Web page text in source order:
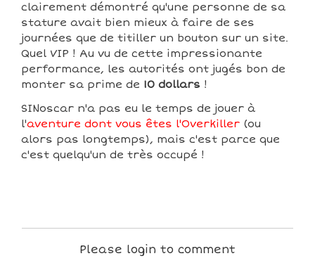
clairement démontré qu'une personne de sa
stature avait bien mieux à faire de ses
journées que de titiller un bouton sur un site.
Quel VIP ! Au vu de cette impressionante
performance, les autorités ont jugés bon de
monter sa prime de 10 dollars !
SINoscar n'a pas eu le temps de jouer à
l'aventure dont vous êtes l'Overkiller (ou
alors pas longtemps), mais c'est parce que
c'est quelqu'un de très occupé !
Please login to comment